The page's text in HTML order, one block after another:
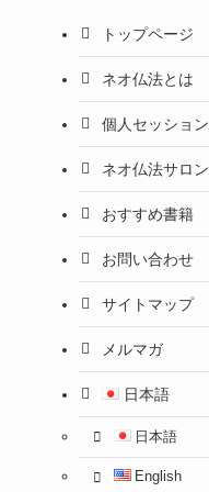
トップページ
ネオ仏法とは
個人セッション
ネオ仏法サロン
おすすめ書籍
お問い合わせ
サイトマップ
メルマガ
日本語
日本語
English